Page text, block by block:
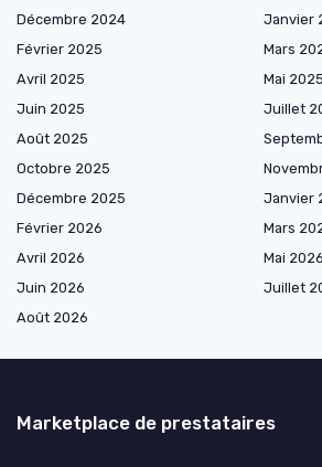
Décembre 2024
Janvier
Février 2025
Mars
Avril 2025
Mai 2025
Juin 2025
Juillet
Août 2025
Octobre 2025
Décembre 2025
Janvier
Février 2026
Mars
Avril 2026
Mai 2026
Juin 2026
Juillet
Août 2026
Marketplace de prestataires